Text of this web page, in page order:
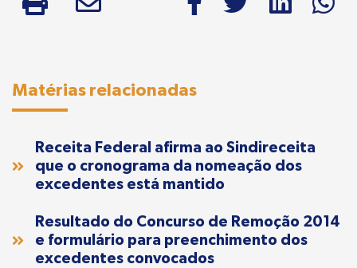
Matérias relacionadas
Receita Federal afirma ao Sindireceita
que o cronograma da nomeação dos
excedentes está mantido
Resultado do Concurso de Remoção 2014
e formulário para preenchimento dos
excedentes convocados